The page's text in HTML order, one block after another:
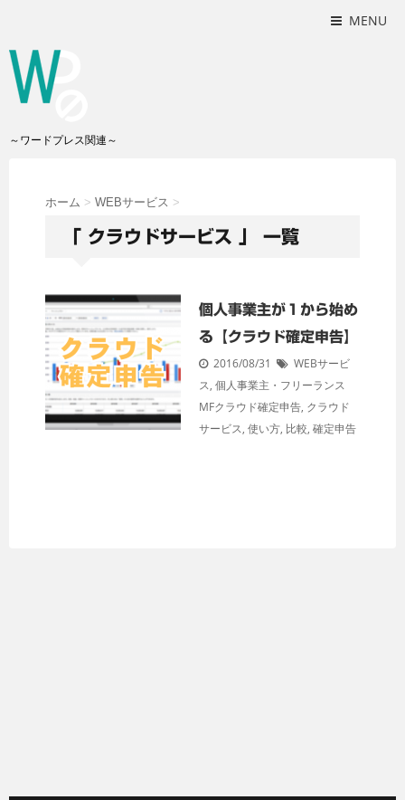
MENU
～ワードプレス関連～
ホーム > WEBサービス >
「 クラウドサービス 」 一覧
個人事業主が１から始め
る【クラウド確定申告】
2016/08/31
WEBサービ
ス, 個人事業主・フリーランス
MFクラウド確定申告, クラウド
サービス, 使い方, 比較, 確定申告